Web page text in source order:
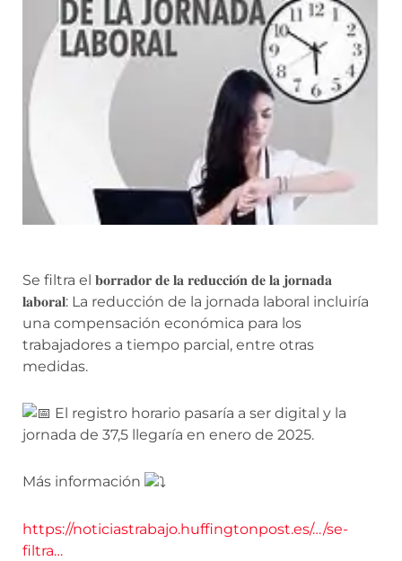
Se filtra el 𝐛𝐨𝐫𝐫𝐚𝐝𝐨𝐫 𝐝𝐞 𝐥𝐚 𝐫𝐞𝐝𝐮𝐜𝐜𝐢𝐨́𝐧 𝐝𝐞 𝐥𝐚 𝐣𝐨𝐫𝐧𝐚𝐝𝐚
𝐥𝐚𝐛𝐨𝐫𝐚𝐥: La reducción de la jornada laboral incluiría
una compensación económica para los
trabajadores a tiempo parcial, entre otras
medidas.
El registro horario pasaría a ser digital y la
jornada de 37,5 llegaría en enero de 2025.
Más información
https://noticiastrabajo.huffingtonpost.es/…/se-
filtra…